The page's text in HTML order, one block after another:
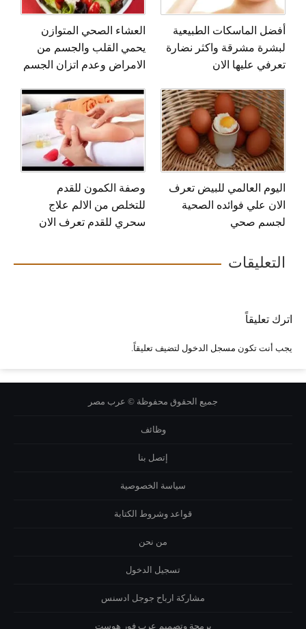
أفضل الماسكات الطبيعية
لبشرة مشرقة واكثر نضارة
تعرفي عليها الان
العشاء الصحي المتوازن
يحمي القلب والجسم من
الامراض وعدم اتزان الجسم
اليوم العالمي للبيض تعرف
الان علي فوائده الصحية
لجسم صحي
وصفة الكمون للقدم
للتخلص من الالم علاج
سحري للقدم تعرف الان
التعليقات
اترك تعليقاً
يجب أنت تكون مسجل الدخول لتضيف تعليقاً.
جميع الحقوق محفوظة © عرب مصر
وظائف
إتصل بنا
سياسة الخصوصية
قواعد وشروط الكتابة
من نحن
تسجيل الدخول
مشاركة ارباح جوجل ادسنس
برمجة وتصميم عرب فور هوست